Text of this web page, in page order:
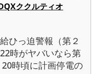
ククルティオ
ひっ迫警報（第２
時がヤバいなら第
時頃に計画停電の